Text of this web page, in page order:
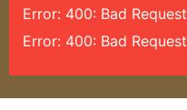
Error: 400: Bad Request
Error: 400: Bad Request